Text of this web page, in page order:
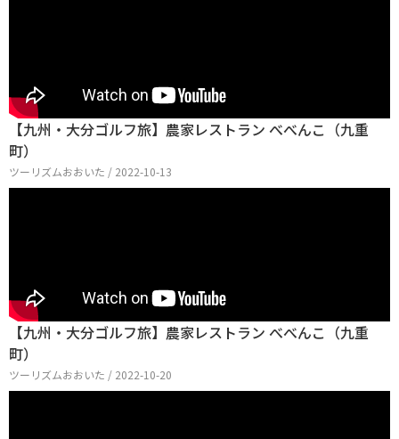
【九州・大分ゴルフ旅】農家レストラン べべんこ（九重
町）
ツーリズムおおいた / 2022-10-13
【九州・大分ゴルフ旅】農家レストラン べべんこ（九重
町）
ツーリズムおおいた / 2022-10-20